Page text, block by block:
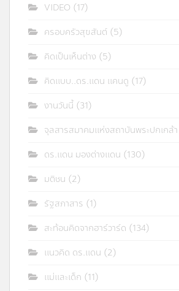
VIDEO (17)
ครอบครัวสุขสันต์ (5)
คิดเป็นเห็นต่าง (5)
คิดแบบ..ดร.แดน แคนดู (17)
งานวันนี้ (31)
จุลสารสมาคมแห่งสถาบันพระปกเกล้า
ดร.แดน มองต่างแดน (130)
มติชน (2)
รัฐสภาสาร (1)
สะท้อนคิดจากฮาร์วาร์ด (134)
แนวคิด ดร.แดน (2)
แม่และเด็ก (11)